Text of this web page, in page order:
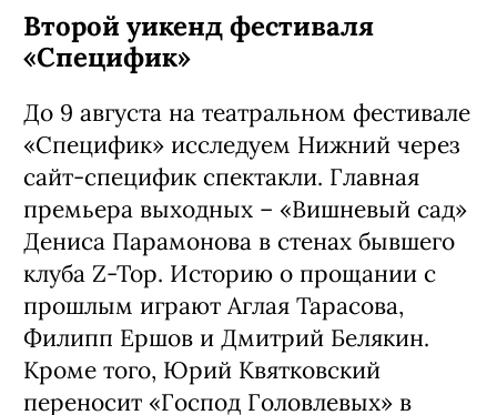
Второй уикенд фестиваля
«Специфик»
До 9 августа на театральном фестивале
«Специфик» исследуем Нижний через
сайт-специфик спектакли. Главная
премьера выходных – «Вишневый сад»
Дениса Парамонова в стенах бывшего
клуба Z-Top. Историю о прощании с
прошлым играют Аглая Тарасова,
Филипп Ершов и Дмитрий Белякин.
Кроме того, Юрий Квятковский
переносит «Господ Головлевых» в